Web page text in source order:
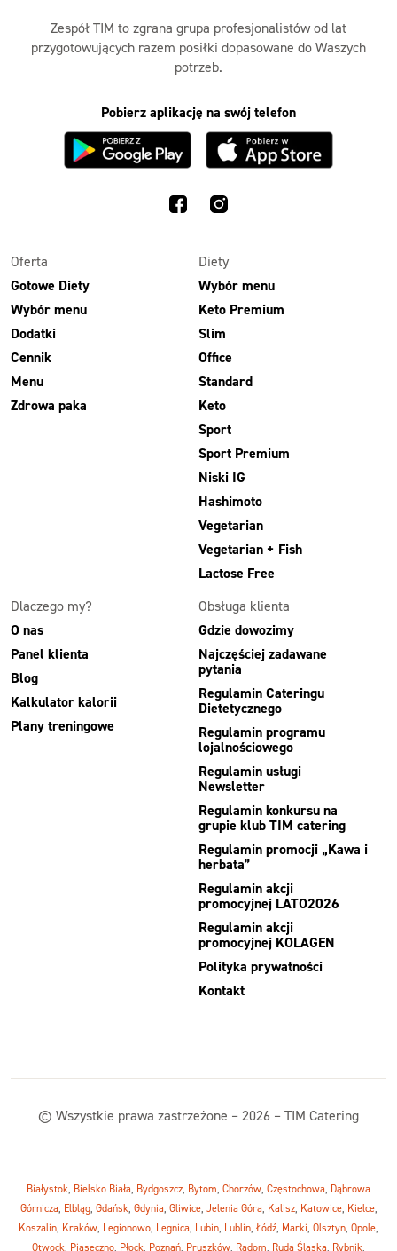
Zespół TIM to zgrana grupa profesjonalistów od lat
przygotowujących razem posiłki dopasowane do Waszych
potrzeb.
Pobierz aplikację na swój telefon
Oferta
Gotowe Diety
Wybór menu
Dodatki
Cennik
Menu
Zdrowa paka
Diety
Wybór menu
Keto Premium
Slim
Office
Standard
Keto
Sport
Sport Premium
Niski IG
Hashimoto
Vegetarian
Vegetarian + Fish
Lactose Free
Dlaczego my?
O nas
Panel klienta
Blog
Kalkulator kalorii
Plany treningowe
Obsługa klienta
Gdzie dowozimy
Najczęściej zadawane
pytania
Regulamin Cateringu
Dietetycznego
Regulamin programu
lojalnościowego
Regulamin usługi
Newsletter
Regulamin konkursu na
grupie klub TIM catering
Regulamin promocji „Kawa i
herbata”
Regulamin akcji
promocyjnej LATO2026
Regulamin akcji
promocyjnej KOLAGEN
Polityka prywatności
Kontakt
© Wszystkie prawa zastrzeżone – 2026 – TIM Catering
Białystok, Bielsko Biała, Bydgoszcz, Bytom, Chorzów, Częstochowa, Dąbrowa
Górnicza, Elbląg, Gdańsk, Gdynia, Gliwice, Jelenia Góra, Kalisz, Katowice, Kielce,
Koszalin, Kraków, Legionowo, Legnica, Lubin, Lublin, Łódź, Marki, Olsztyn, Opole,
Otwock, Piaseczno, Płock, Poznań, Pruszków, Radom, Ruda Śląska, Rybnik,